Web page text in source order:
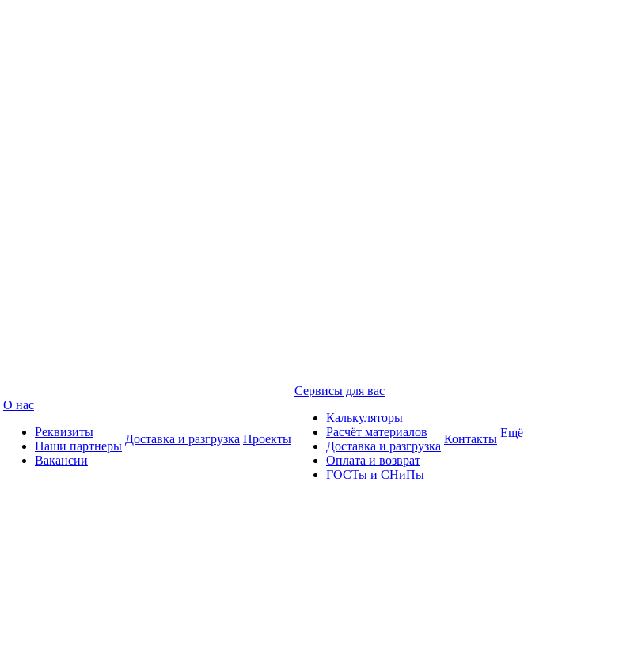
О нас
Реквизиты
Наши партнеры
Вакансии
Доставка и разгрузка Проекты
Сервисы для вас
Калькуляторы
Расчёт материалов
Доставка и разгрузка
Оплата и возврат
ГОСТы и СНиПы
Контакты Ещё